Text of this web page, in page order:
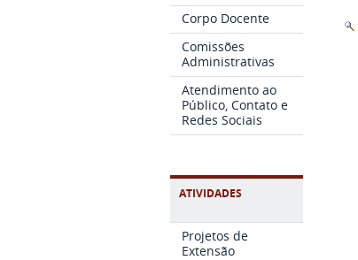
Corpo Docente
Comissões
Administrativas
Atendimento ao
Público, Contato e
Redes Sociais
ATIVIDADES
Projetos de
Extensão